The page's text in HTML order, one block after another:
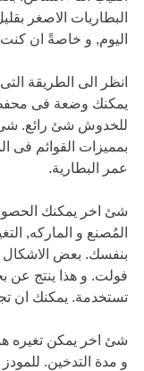
البطاريات الاصغر
اليوم, و خاصةً ان
انظر الى الطريقة
يمكنك وضعة فى
بمميزات القوائم فى
عمر البطارية.
شئ اخر يمكنك
المُصنع و الماركه,
فولت. و هذا ينتج عن
تستخدمة. يمكنك ان
شئ اخر يمكن تغيره هو
و مدة التدخين. للمودز